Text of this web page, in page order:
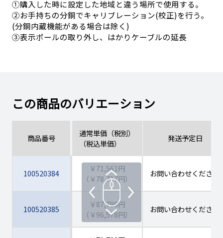
①購入した時に設定した地域と違う場所で使用する。
②お手持ちの分銅でキャリブレーション(校正)を行う。
(分銅内蔵機能がある場合は除く)
③表示ポールの取り外し、はかりケーブルの延長
この商品のバリエーション
商品番号
通常単価（税別）
（税込単価）
発送予定日
100520384
￥71,561円
（￥78,717円）
お問い合わせください
100520385
￥87,799円
（￥96,578円）
お問い合わせください